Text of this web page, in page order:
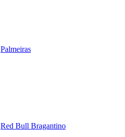
Palmeiras
Red Bull Bragantino